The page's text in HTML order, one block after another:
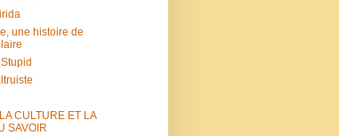
une histoire de
CULTURE ET LA
SAVOIR